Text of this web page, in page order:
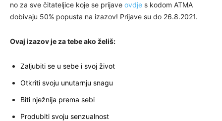
no za sve čitateljice koje se prijave ovdje s kodom ATMA
dobivaju 50% popusta na izazov! Prijave su do 26.8.2021.
Ovaj izazov je za tebe ako želiš:
Zaljubiti se u sebe i svoj život
Otkriti svoju unutarnju snagu
Biti nježnija prema sebi
Produbiti svoju senzualnost